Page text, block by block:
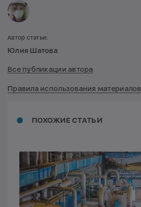
ПОХОЖИЕ СТАТЬИ
Автор статьи:
Юлия Шатова
Все публикации автора
Правила использования материалов